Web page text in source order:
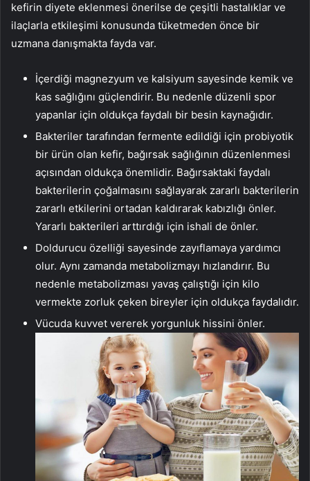
kefirin diyete eklenmesi önerilse de çeşitli hastalıklar ve
ilaçlarla etkileşimi konusunda tüketmeden önce bir
uzmana danışmakta fayda var.
İçerdiği magnezyum ve kalsiyum sayesinde kemik ve
kas sağlığını güçlendirir. Bu nedenle düzenli spor
yapanlar için oldukça faydalı bir besin kaynağıdır.
Bakteriler tarafından fermente edildiği için probiyotik
bir ürün olan kefir, bağırsak sağlığının düzenlenmesi
açısından oldukça önemlidir. Bağırsaktaki faydalı
bakterilerin çoğalmasını sağlayarak zararlı bakterilerin
zararlı etkilerini ortadan kaldırarak kabızlığı önler.
Yararlı bakterileri arttırdığı için ishali de önler.
Doldurucu özelliği sayesinde zayıflamaya yardımcı
olur. Aynı zamanda metabolizmayı hızlandırır. Bu
nedenle metabolizması yavaş çalıştığı için kilo
vermekte zorluk çeken bireyler için oldukça faydalıdır.
Vücuda kuvvet vererek yorgunluk hissini önler.